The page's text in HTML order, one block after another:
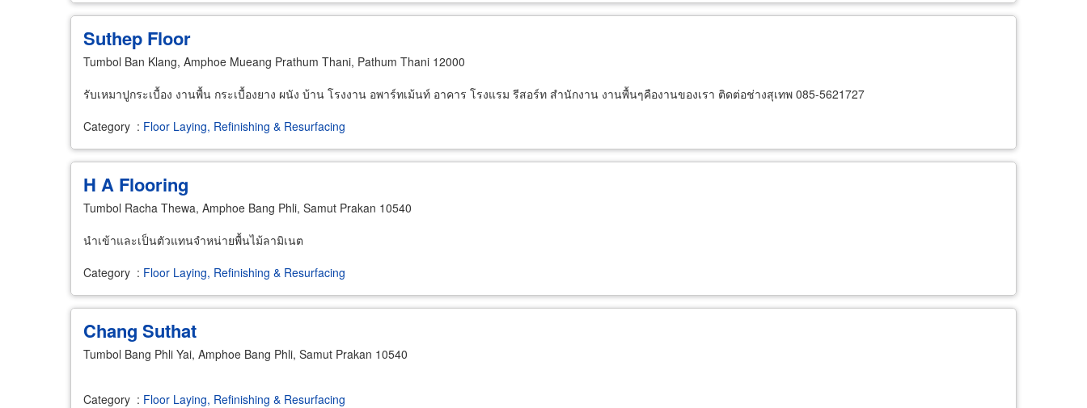
Suthep Floor
Tumbol Ban Klang, Amphoe Mueang Prathum Thani, Pathum Thani 12000
รับเหมาปูกระเบื้อง งานพื้น กระเบื้องยาง ผนัง บ้าน โรงงาน อพาร์ทเม้นท์ อาคาร โรงแรม รีสอร์ท สำนักงาน งานพื้นๆคืองานของเรา ติดต่อช่างสุเทพ 085-5621727
Category : Floor Laying, Refinishing & Resurfacing
H A Flooring
Tumbol Racha Thewa, Amphoe Bang Phli, Samut Prakan 10540
นำเข้าและเป็นตัวแทนจำหน่ายพื้นไม้ลามิเนต
Category : Floor Laying, Refinishing & Resurfacing
Chang Suthat
Tumbol Bang Phli Yai, Amphoe Bang Phli, Samut Prakan 10540
Category : Floor Laying, Refinishing & Resurfacing